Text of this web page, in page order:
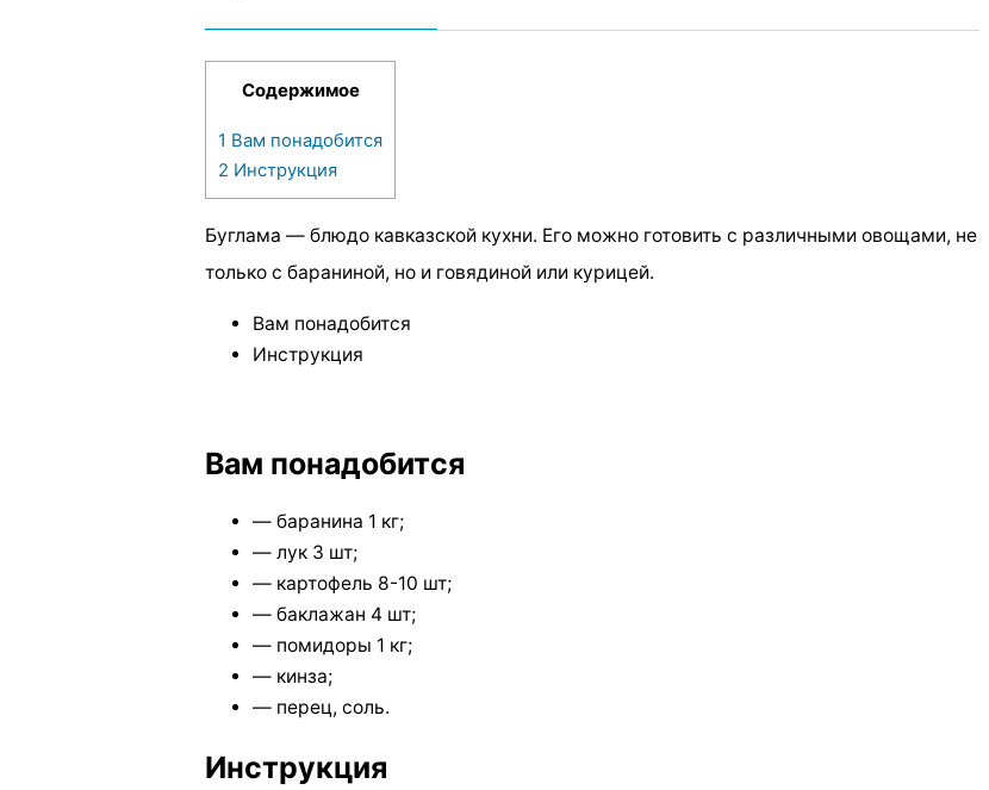
Содержимое
1 Вам понадобится
2 Инструкция
Буглама — блюдо кавказской кухни. Его можно готовить с различными овощами, не
только с бараниной, но и говядиной или курицей.
Вам понадобится
Инструкция
Вам понадобится
— баранина 1 кг;
— лук 3 шт;
— картофель 8-10 шт;
— баклажан 4 шт;
— помидоры 1 кг;
— кинза;
— перец, соль.
Инструкция